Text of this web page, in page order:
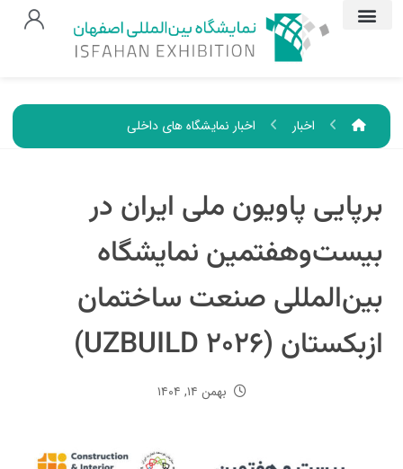
اخبار اخبار نمایشگاه های داخلی
برپایی پاویون ملی ایران در
بیست‌وهفتمین نمایشگاه
بین‌المللی صنعت ساختمان
ازبکستان (UZBUILD ۲۰۲۶)
بهمن ۱۴, ۱۴۰۴